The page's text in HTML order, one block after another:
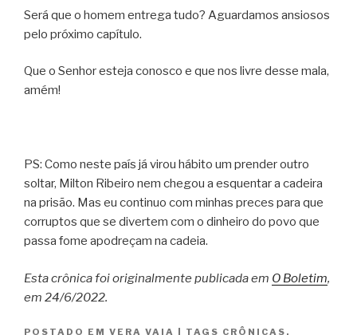
Será que o homem entrega tudo? Aguardamos ansiosos
pelo próximo capítulo.
Que o Senhor esteja conosco e que nos livre desse mala,
amém!
PS: Como neste país já virou hábito um prender outro
soltar, Milton Ribeiro nem chegou a esquentar a cadeira
na prisão. Mas eu continuo com minhas preces para que
corruptos que se divertem com o dinheiro do povo que
passa fome apodreçam na cadeia.
Esta crônica foi originalmente publicada em O Boletim,
em 24/6/2022.
POSTADO EM VERA VAIA TAGS CRÔNICAS ,